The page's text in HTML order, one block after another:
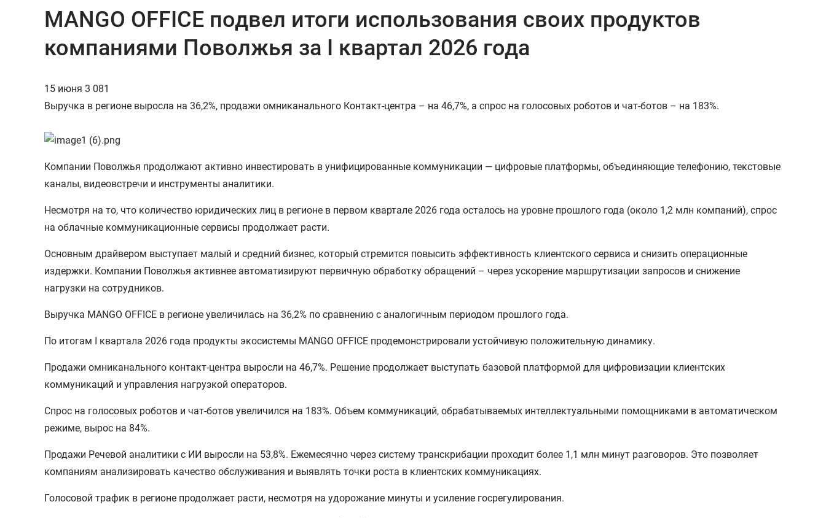
MANGO OFFICE подвел итоги использования своих продуктов
компаниями Поволжья за I квартал 2026 года
15 июня 3 081
Выручка в регионе выросла на 36,2%, продажи омниканального Контакт-центра – на 46,7%, а спрос на голосовых роботов и чат-ботов – на 183%.
Компании Поволжья продолжают активно инвестировать в унифицированные коммуникации — цифровые платформы, объединяющие телефонию, текстовые
каналы, видеовстречи и инструменты аналитики.
Несмотря на то, что количество юридических лиц в регионе в первом квартале 2026 года осталось на уровне прошлого года (около 1,2 млн компаний), спрос
на облачные коммуникационные сервисы продолжает расти.
Основным драйвером выступает малый и средний бизнес, который стремится повысить эффективность клиентского сервиса и снизить операционные
издержки. Компании Поволжья активнее автоматизируют первичную обработку обращений – через ускорение маршрутизации запросов и снижение
нагрузки на сотрудников.
Выручка MANGO OFFICE в регионе увеличилась на 36,2% по сравнению с аналогичным периодом прошлого года.
По итогам I квартала 2026 года продукты экосистемы MANGO OFFICE продемонстрировали устойчивую положительную динамику.
Продажи омниканального контакт-центра выросли на 46,7%. Решение продолжает выступать базовой платформой для цифровизации клиентских
коммуникаций и управления нагрузкой операторов.
Спрос на голосовых роботов и чат-ботов увеличился на 183%. Объем коммуникаций, обрабатываемых интеллектуальными помощниками в автоматическом
режиме, вырос на 84%.
Продажи Речевой аналитики с ИИ выросли на 53,8%. Ежемесячно через систему транскрибации проходит более 1,1 млн минут разговоров. Это позволяет
компаниям анализировать качество обслуживания и выявлять точки роста в клиентских коммуникациях.
Голосовой трафик в регионе продолжает расти, несмотря на удорожание минуты и усиление госрегулирования.